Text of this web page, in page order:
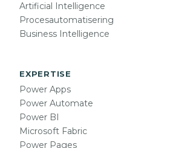
Artificial Intelligence
Procesautomatisering
Business Intelligence
EXPERTISE
Power Apps
Power Automate
Power BI
Microsoft Fabric
Power Pages